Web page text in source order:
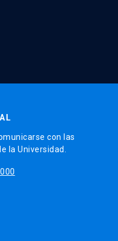
con las
la Universidad.